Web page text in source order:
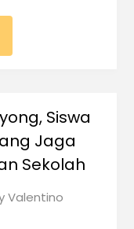
Siswa
Jaga
Sekolah
Valentino